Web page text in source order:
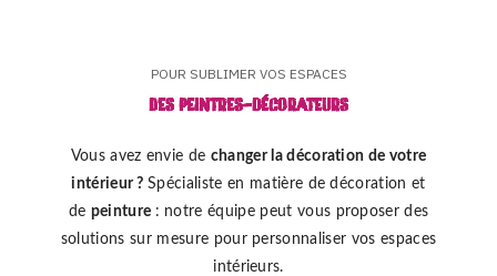
POUR SUBLIMER VOS ESPACES
Des peintres-décorateurs
Vous avez envie de changer la décoration de votre
intérieur ?Spécialiste en matière de décoration et
de peinture : notre équipe peut vous proposer des
solutions sur mesure pour personnaliser vos espaces
intérieurs.